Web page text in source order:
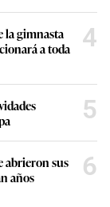
la gimnasta
a toda
4
5
abrieron sus
años
6